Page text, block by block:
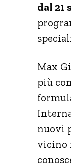
dal 21
Max
più
nuovi
vicino